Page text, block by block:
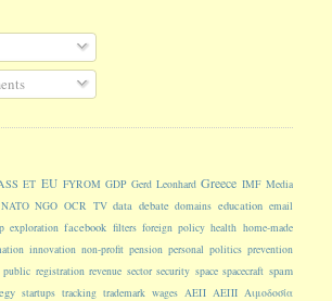
ET EU FYROM GDP Gerd Leonhard Greece IMF Media
NATO NGO OCR TV data debate domains education email
exploration facebook filters foreign policy health home-made
innovation non-profit pension personal politics prevention
public registration revenue sector security space spacecraft spam
startups tracking trademark wages ΑΕΠ ΑΕΠΙ Αιμοδοσία